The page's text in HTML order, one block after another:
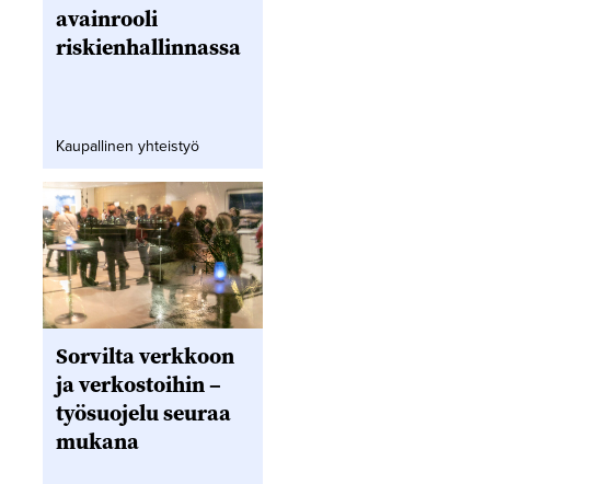
avainrooli
riskienhallinnassa
Kaupallinen yhteistyö
Sorvilta verkkoon
ja verkostoihin –
työsuojelu seuraa
mukana